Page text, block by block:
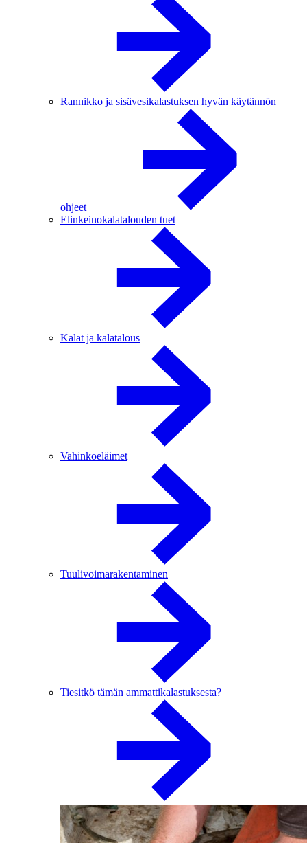
Rannikko ja sisävesikalastuksen hyvän käytännön
ohjeet
Elinkeinokalatalouden tuet
Kalat ja kalatalous
Vahinkoeläimet
Tuulivoimarakentaminen
Tiesitkö tämän ammattikalastuksesta?